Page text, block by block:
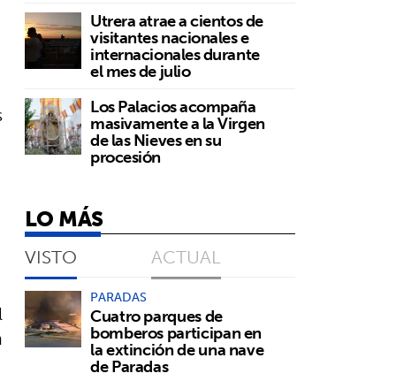
Utrera atrae a cientos de
visitantes nacionales e
internacionales durante
el mes de julio
Los Palacios acompaña
masivamente a la Virgen
de las Nieves en su
procesión
LO MÁS
VISTO ACTUAL
PARADAS
Cuatro parques de
bomberos participan en
la extinción de una nave
de Paradas